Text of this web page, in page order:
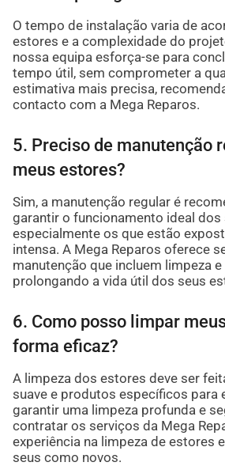
O tempo de instalação varia de
estores e a complexidade do
nossa equipa esforça-se para
tempo útil, sem comprometer a
estimativa mais precisa,
contacto com a Mega Reparos.
5. Preciso de manutenção
meus estores?
Sim, a manutenção regular é
garantir o funcionamento ideal dos
especialmente os que estão
intensa. A Mega Reparos oferece
manutenção que incluem limpeza
prolongando a vida útil dos seus
6. Como posso limpar
forma eficaz?
A limpeza dos estores deve ser
suave e produtos específicos para
garantir uma limpeza profunda e
contratar os serviços da Mega
experiência na limpeza de estores
seus como novos.